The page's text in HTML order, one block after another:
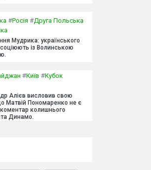
#Росія #Друга Польська
Мудрика: українського
із Волинською
#Київ #Кубок
Алієв висловив свою
Матвій Пономаренко не є
колишнього
Динамо.